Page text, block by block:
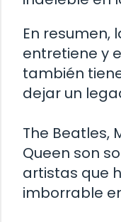
En resumen,
entretiene y
también
dejar un
The Beatles,
Queen son
artistas que
imborrable